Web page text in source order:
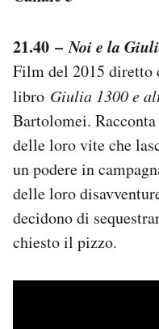
21.40 –Noi e la
Film del 2015 diretto
libro Giulia 1300 e
Bartolomei.
delle loro vite che
un podere in
delle loro
decidono di
chiesto il pizzo.